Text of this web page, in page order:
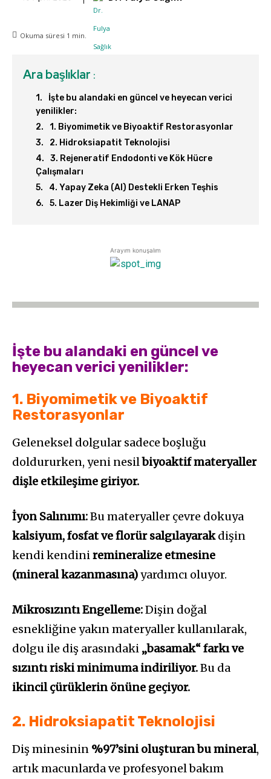
Okuma süresi 1 min.
Ara başlıklar :
İşte bu alandaki en güncel ve heyecan verici
yenilikler:
1. Biyomimetik ve Biyoaktif Restorasyonlar
2. Hidroksiapatit Teknolojisi
3. Rejeneratif Endodonti ve Kök Hücre
Çalışmaları
4. Yapay Zeka (AI) Destekli Erken Teşhis
5. Lazer Diş Hekimliği ve LANAP
Arayım konuşalım
İşte bu alandaki en güncel ve
heyecan verici yenilikler:
1. Biyomimetik ve Biyoaktif
Restorasyonlar
Geleneksel dolgular sadece boşluğu
doldururken, yeni nesilbiyoaktif materyaller
dişle etkileşime giriyor.
İyon Salınımı:Bu materyaller çevre dokuya
kalsiyum, fosfat ve florür salgılayarakdişin
kendi kendiniremineralize etmesine
(mineral kazanmasına)yardımcı oluyor.
Mikrosızıntı Engelleme:Dişin doğal
esnekliğine yakın materyaller kullanılarak,
dolgu ile diş arasındaki „basamak“ farkı ve
sızıntı riski minimuma indiriliyor.Bu da
ikincil çürüklerin önüne geçiyor.
2. Hidroksiapatit Teknolojisi
Diş minesinin %97’sini oluşturan bu mineral,
artık macunlarda ve profesyonel bakım